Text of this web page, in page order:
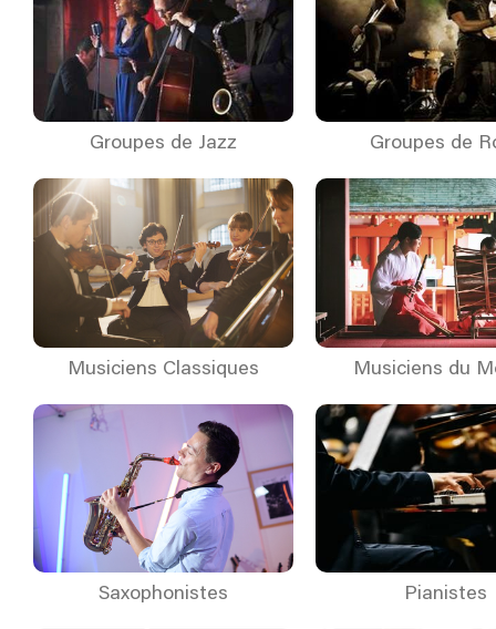
Groupes de Jazz Groupes de
Musiciens Classiques Musiciens du
Saxophonistes Pianistes